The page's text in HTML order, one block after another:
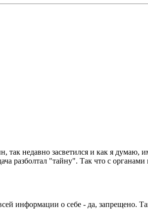
так недавно засветился и как я думаю,
разболтал "тайну". Так что с органами
информации о себе - да, запрещено.